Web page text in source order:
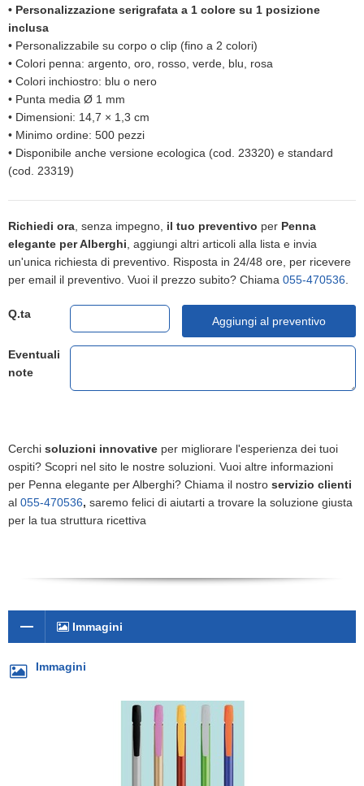
• Personalizzazione serigrafata a 1 colore su 1 posizione
inclusa
• Personalizzabile su corpo o clip (fino a 2 colori)
• Colori penna: argento, oro, rosso, verde, blu, rosa
• Colori inchiostro: blu o nero
• Punta media Ø 1 mm
• Dimensioni: 14,7 × 1,3 cm
• Minimo ordine: 500 pezzi
• Disponibile anche versione ecologica (cod. 23320) e standard
(cod. 23319)
Richiedi ora, senza impegno, il tuo preventivo per Penna
elegante per Alberghi, aggiungi altri articoli alla lista e invia
un'unica richiesta di preventivo. Risposta in 24/48 ore, per ricevere
per email il preventivo. Vuoi il prezzo subito? Chiama 055-470536.
Q.ta
Aggiungi al preventivo
Eventuali
note
Cerchi soluzioni innovative per migliorare l'esperienza dei tuoi
ospiti? Scopri nel sito le nostre soluzioni. Vuoi altre informazioni
per Penna elegante per Alberghi? Chiama il nostro servizio clienti
al 055-470536, saremo felici di aiutarti a trovare la soluzione giusta
per la tua struttura ricettiva
Immagini
Immagini